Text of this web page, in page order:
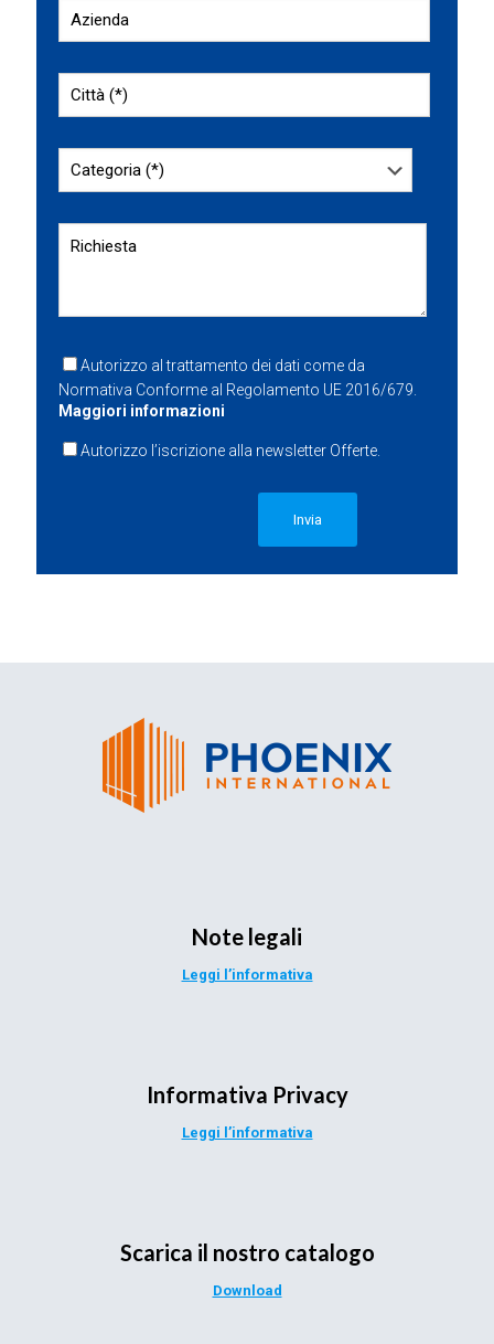
Autorizzo al trattamento dei dati come da
Normativa Conforme al Regolamento UE 2016/679.
Maggiori informazioni
Autorizzo l’iscrizione alla newsletter Offerte.
Note legali
Leggi l’informativa
Informativa Privacy
Leggi l’informativa
Scarica il nostro catalogo
Download